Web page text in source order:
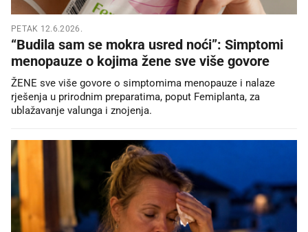
PETAK 12.6.2026.
“Budila sam se mokra usred noći”: Simptomi
menopauze o kojima žene sve više govore
ŽENE sve više govore o simptomima menopauze i nalaze
rješenja u prirodnim preparatima, poput Femiplanta, za
ublažavanje valunga i znojenja.